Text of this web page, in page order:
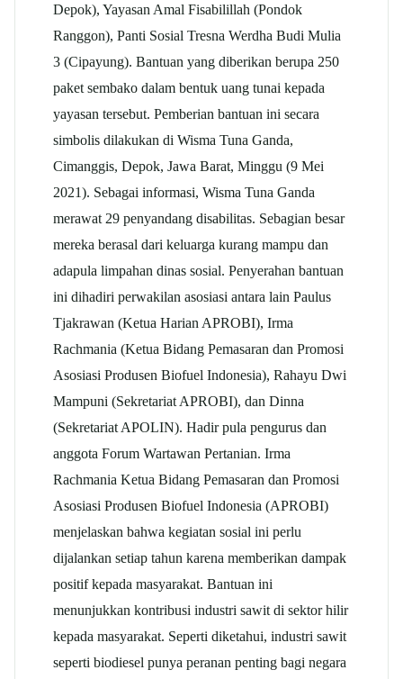
Depok), Yayasan Amal Fisabilillah (Pondok
Ranggon), Panti Sosial Tresna Werdha Budi Mulia
3 (Cipayung). Bantuan yang diberikan berupa 250
paket sembako dalam bentuk uang tunai kepada
yayasan tersebut. Pemberian bantuan ini secara
simbolis dilakukan di Wisma Tuna Ganda,
Cimanggis, Depok, Jawa Barat, Minggu (9 Mei
2021). Sebagai informasi, Wisma Tuna Ganda
merawat 29 penyandang disabilitas. Sebagian besar
mereka berasal dari keluarga kurang mampu dan
adapula limpahan dinas sosial. Penyerahan bantuan
ini dihadiri perwakilan asosiasi antara lain Paulus
Tjakrawan (Ketua Harian APROBI), Irma
Rachmania (Ketua Bidang Pemasaran dan Promosi
Asosiasi Produsen Biofuel Indonesia), Rahayu Dwi
Mampuni (Sekretariat APROBI), dan Dinna
(Sekretariat APOLIN). Hadir pula pengurus dan
anggota Forum Wartawan Pertanian. Irma
Rachmania Ketua Bidang Pemasaran dan Promosi
Asosiasi Produsen Biofuel Indonesia (APROBI)
menjelaskan bahwa kegiatan sosial ini perlu
dijalankan setiap tahun karena memberikan dampak
positif kepada masyarakat. Bantuan ini
menunjukkan kontribusi industri sawit di sektor hilir
kepada masyarakat. Seperti diketahui, industri sawit
seperti biodiesel punya peranan penting bagi negara